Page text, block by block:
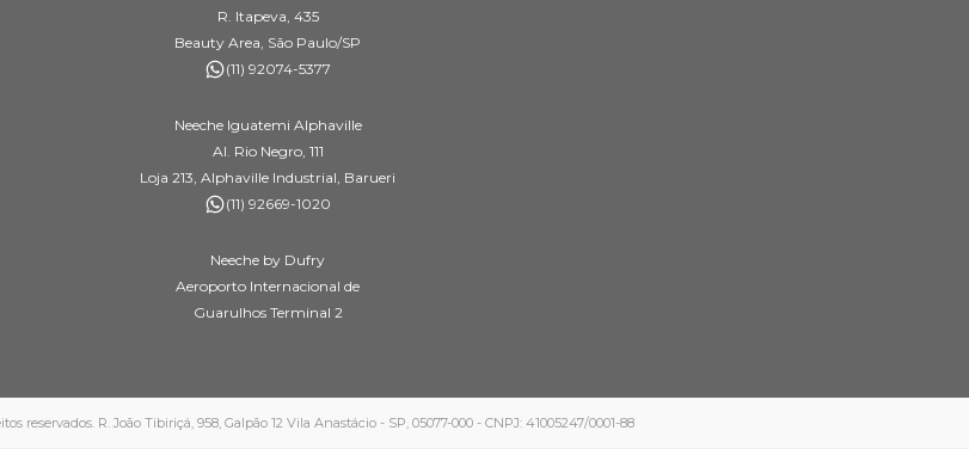
R. Itapeva, 435
Beauty Area, São Paulo/SP
(11) 92074-5377
Neeche Iguatemi Alphaville
Al. Rio Negro, 111
Loja 213, Alphaville Industrial, Barueri
(11) 92669-1020
Neeche by Dufry
Aeroporto Internacional de
Guarulhos Terminal 2
reservados. R. João Tibiriçá, 958, Galpão 12 Vila Anastácio - SP, 05077-000 - CNPJ: 41005247/0001-88